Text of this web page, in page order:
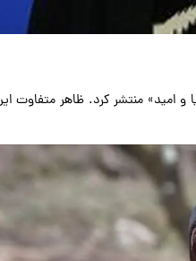
امید» منتشر کرد. ظاهر متفاوت این